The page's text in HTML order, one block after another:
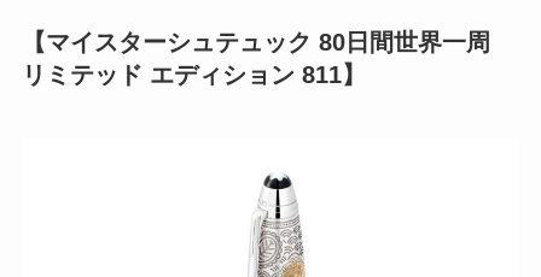
【マイスターシュテュック 80日間世界一周
リミテッド エディション 811】